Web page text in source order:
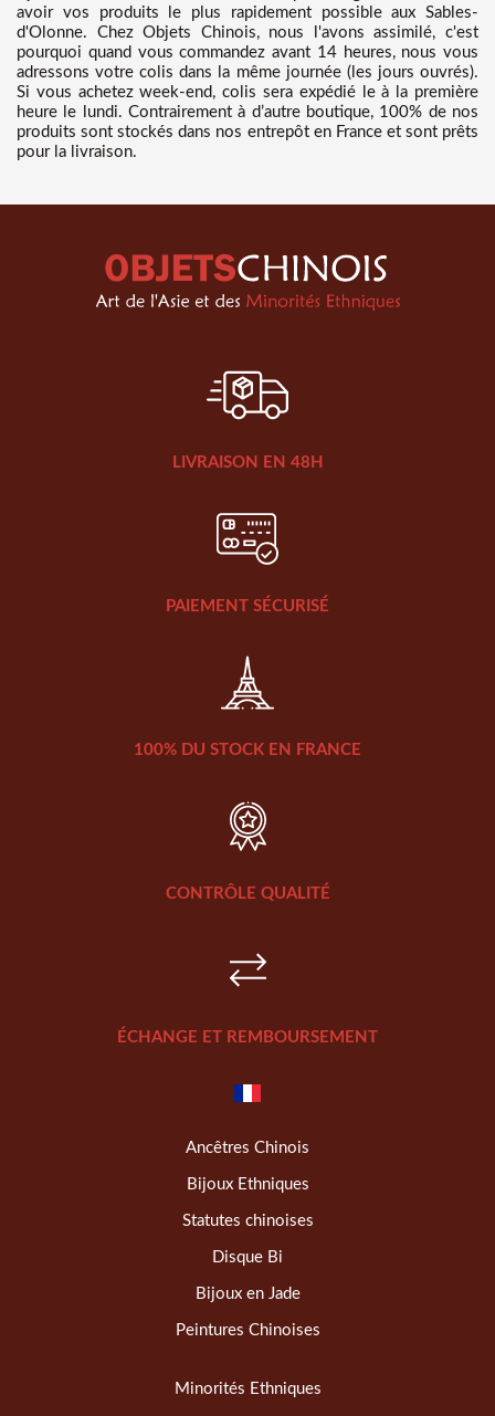
avoir vos produits le plus rapidement possible aux Sables-
d'Olonne. Chez Objets Chinois, nous l'avons assimilé, c'est
pourquoi quand vous commandez avant 14 heures, nous vous
adressons votre colis dans la même journée (les jours ouvrés).
Si vous achetez week-end, colis sera expédié le à la première
heure le lundi. Contrairement à d’autre boutique, 100% de nos
produits sont stockés dans nos entrepôt en France et sont prêts
pour la livraison.
LIVRAISON EN 48H
PAIEMENT SÉCURISÉ
100% DU STOCK EN FRANCE
CONTRÔLE QUALITÉ
ÉCHANGE ET REMBOURSEMENT
Ancêtres Chinois
Bijoux Ethniques
Statutes chinoises
Disque Bi
Bijoux en Jade
Peintures Chinoises
Minorités Ethniques